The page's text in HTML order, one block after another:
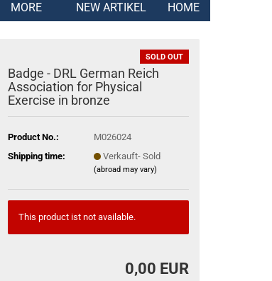
NEW ARTIKEL HOME
MORE
SOLD OUT
Badge - DRL German Reich
Association for Physical
Exercise in bronze
Product No.:
M026024
Shipping time:
Verkauft- Sold
(abroad may vary)
This product ist not available.
0,00 EUR